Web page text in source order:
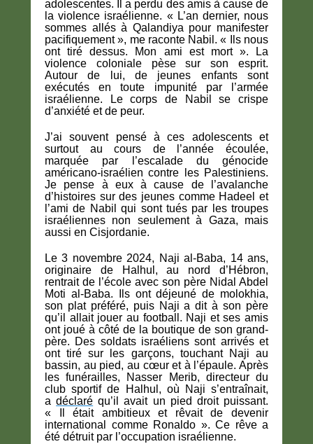
adolescentes. Il a perdu des amis à cause de
la violence israélienne. « L’an dernier, nous
sommes allés à Qalandiya pour manifester
pacifiquement », me raconte Nabil. « Ils nous
ont tiré dessus. Mon ami est mort ». La
violence coloniale pèse sur son esprit.
Autour de lui, de jeunes enfants sont
exécutés en toute impunité par l’armée
israélienne. Le corps de Nabil se crispe
d’anxiété et de peur.
J’ai souvent pensé à ces adolescents et
surtout au cours de l’année écoulée,
marquée par l’escalade du génocide
américano-israélien contre les Palestiniens.
Je pense à eux à cause de l’avalanche
d’histoires sur des jeunes comme Hadeel et
l’ami de Nabil qui sont tués par les troupes
israéliennes non seulement à Gaza, mais
aussi en Cisjordanie.
Le 3 novembre 2024, Naji al-Baba, 14 ans,
originaire de Halhul, au nord d’Hébron,
rentrait de l’école avec son père Nidal Abdel
Moti al-Baba. Ils ont déjeuné de molokhia,
son plat préféré, puis Naji a dit à son père
qu’il allait jouer au football. Naji et ses amis
ont joué à côté de la boutique de son grand-
père. Des soldats israéliens sont arrivés et
ont tiré sur les garçons, touchant Naji au
bassin, au pied, au cœur et à l’épaule. Après
les funérailles, Nasser Merib, directeur du
club sportif de Halhul, où Naji s’entraînait,
adéclaré qu’il avait un pied droit puissant.
« Il était ambitieux et rêvait de devenir
international comme Ronaldo ». Ce rêve a
été détruit par l’occupation israélienne.